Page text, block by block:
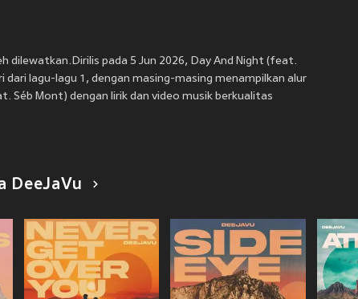
dilewatkan.Dirilis pada 5 Jun 2026, Day And Night (feat.
lagu-lagu 1, dengan masing-masing menampilkan alur
Séb Mont) dengan lirik dan video musik berkualitas
DeeJaVu